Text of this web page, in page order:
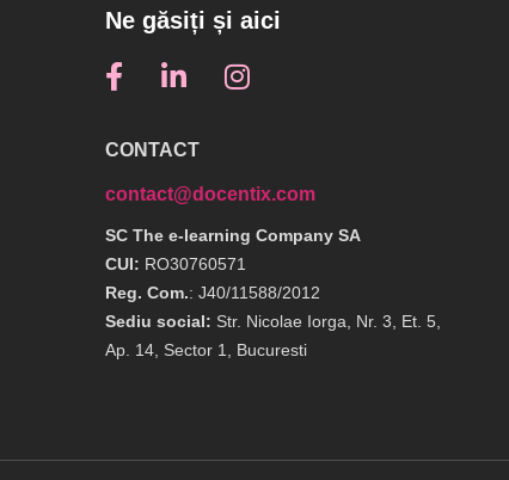
Ne găsiți și aici
CONTACT
contact@docentix.com
SC The e-learning Company SA
CUI: RO30760571
Reg. Com.: J40/11588/2012
Sediu social: Str. Nicolae Iorga, Nr. 3, Et. 5,
Ap. 14, Sector 1, Bucuresti